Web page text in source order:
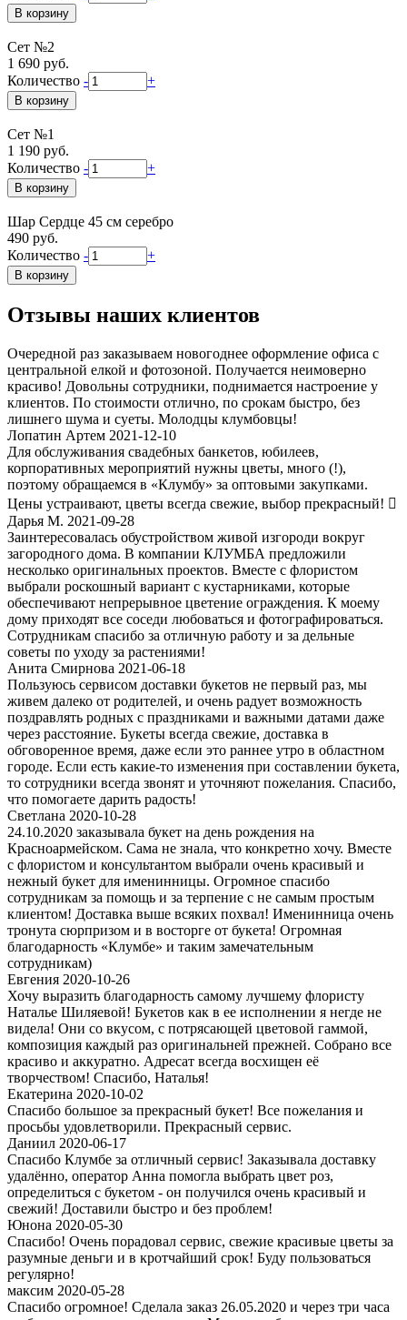
Сет №2
1 690 руб.
Количество - +
Сет №1
1 190 руб.
Количество - +
Шар Сердце 45 см серебро
490 руб.
Количество - +
Отзывы наших клиентов
Очередной раз заказываем новогоднее оформление офиса с
центральной елкой и фотозоной. Получается неимоверно
красиво! Довольны сотрудники, поднимается настроение у
клиентов. По стоимости отлично, по срокам быстро, без
лишнего шума и суеты. Молодцы клумбовцы!
Лопатин Артем 2021-12-10
Для обслуживания свадебных банкетов, юбилеев,
корпоративных мероприятий нужны цветы, много (!),
поэтому обращаемся в «Клумбу» за оптовыми закупками.
Цены устраивают, цветы всегда свежие, выбор прекрасный! 
Дарья М. 2021-09-28
Заинтересовалась обустройством живой изгороди вокруг
загородного дома. В компании КЛУМБА предложили
несколько оригинальных проектов. Вместе с флористом
выбрали роскошный вариант с кустарниками, которые
обеспечивают непрерывное цветение ограждения. К моему
дому приходят все соседи любоваться и фотографироваться.
Сотрудникам спасибо за отличную работу и за дельные
советы по уходу за растениями!
Анита Смирнова 2021-06-18
Пользуюсь сервисом доставки букетов не первый раз, мы
живем далеко от родителей, и очень радует возможность
поздравлять родных с праздниками и важными датами даже
через расстояние. Букеты всегда свежие, доставка в
обговоренное время, даже если это раннее утро в областном
городе. Если есть какие-то изменения при составлении букета,
то сотрудники всегда звонят и уточняют пожелания. Спасибо,
что помогаете дарить радость!
Светлана 2020-10-28
24.10.2020 заказывала букет на день рождения на
Красноармейском. Сама не знала, что конкретно хочу. Вместе
с флористом и консультантом выбрали очень красивый и
нежный букет для именинницы. Огромное спасибо
сотрудникам за помощь и за терпение с не самым простым
клиентом! Доставка выше всяких похвал! Именинница очень
тронута сюрпризом и в восторге от букета! Огромная
благодарность «Клумбе» и таким замечательным
сотрудникам)
Евгения 2020-10-26
Хочу выразить благодарность самому лучшему флористу
Наталье Шиляевой! Букетов как в ее исполнении я негде не
видела! Они со вкусом, с потрясающей цветовой гаммой,
композиция каждый раз оригинальней прежней. Собрано все
красиво и аккуратно. Адресат всегда восхищен её
творчеством! Спасибо, Наталья!
Екатерина 2020-10-02
Спасибо большое за прекрасный букет! Все пожелания и
просьбы удовлетворили. Прекрасный сервис.
Даниил 2020-06-17
Спасибо Клумбе за отличный сервис! Заказывала доставку
удалённо, оператор Анна помогла выбрать цвет роз,
определиться с букетом - он получился очень красивый и
свежий! Доставили быстро и без проблем!
Юнона 2020-05-30
Спасибо! Очень порадовал сервис, свежие красивые цветы за
разумные деньги и в кротчайший срок! Буду пользоваться
регулярно!
максим 2020-05-28
Спасибо огромное! Сделала заказ 26.05.2020 и через три часа